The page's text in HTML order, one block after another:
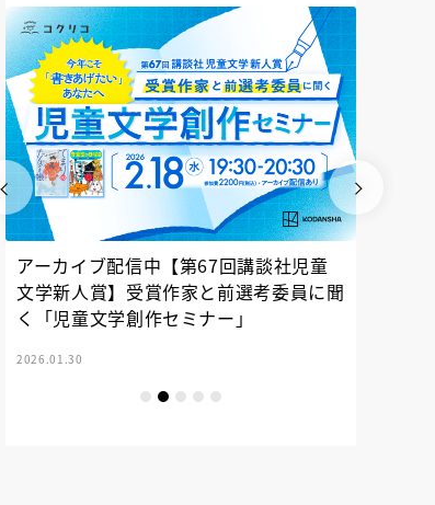
アーカイブ配信中【第67回講談社児童
文学新人賞】受賞作家と前選考委員に聞
く「児童文学創作セミナー」
2026.01.30